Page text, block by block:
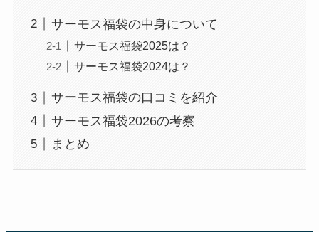
サーモス福袋の中身について
サーモス福袋2025は？
サーモス福袋2024は？
サーモス福袋の口コミを紹介
サーモス福袋2026の考察
まとめ